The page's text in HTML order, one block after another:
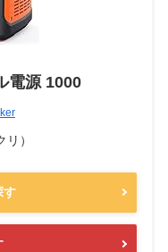
電源 1000
）
す